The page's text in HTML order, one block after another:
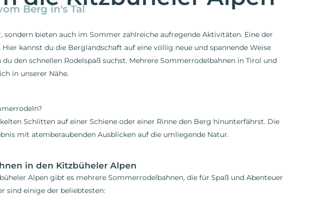
Berg in's Tal
bieten auch im Sommer zahlreiche aufregende Aktivitäten. Eine der
kannst du die Berglandschaft auf eine völlig neue und spannende Weise
den schnellen Rodelspaß suchst. Mehrere Sommerrodelbahnen in Tirol und
in unserer Nähe.
Schlitten auf einer Schiene oder einer Rinne den Berg hinunterfährst. Die
mit atemberaubenden Ausblicken auf die umliegende Natur.
in den Kitzbüheler Alpen
Alpen gibt es mehrere Sommerrodelbahnen, die für Spaß und Abenteuer
sind einige der beliebtesten: